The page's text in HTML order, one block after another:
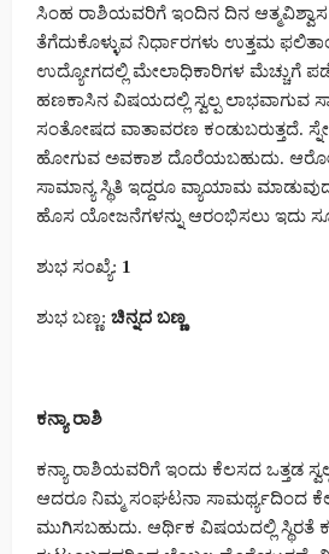
ಸಿಂಹ ರಾಶಿಯವರಿಗೆ ಇಂದಿನ ದಿನ ಆತ್ಮವಿಶ್ವಾಸ
ತೆಗೆದುಕೊಳ್ಳುವ ನಿರ್ಧಾರಗಳು ಉತ್ತಮ
ಉದ್ಯೋಗದಲ್ಲಿ ಮೇಲಾಧಿಕಾರಿಗಳ ಮೆಚ್ಚುಗೆ
ಹಣಕಾಸಿನ ವಿಷಯದಲ್ಲಿ ಸ್ವಲ್ಪ ಲಾಭವಾಗುವ
ಸಂತೋಷದ ವಾತಾವರಣ ಕಂಡುಬರುತ್ತದೆ.
ಹೋಗುವ ಅವಕಾಶ ದೊರೆಯಬಹುದು.
ಸಾಮಾನ್ಯ ಸ್ಥಿತಿ ಇದ್ದರೂ ವ್ಯಾಯಾಮ
ಹೊಸ ಯೋಜನೆಗಳನ್ನು ಆರಂಭಿಸಲು ಇದು
ಶುಭ ಸಂಖ್ಯೆ: 1
ಶುಭ ಬಣ್ಣ: ಚಿನ್ನದ ಬಣ್ಣ
ಕನ್ಯಾ ರಾಶಿ
ಕನ್ಯಾ ರಾಶಿಯವರಿಗೆ ಇಂದು ಕೆಲಸದ ಒತ್ತಡ
ಆದರೂ ನಿಮ್ಮ ಸಂಘಟನಾ ಸಾಮರ್ಥ್ಯದಿಂದ
ಮುಗಿಸಬಹುದು. ಆರ್ಥಿಕ ವಿಷಯದಲ್ಲಿ ಸ್ಥಿರತೆ